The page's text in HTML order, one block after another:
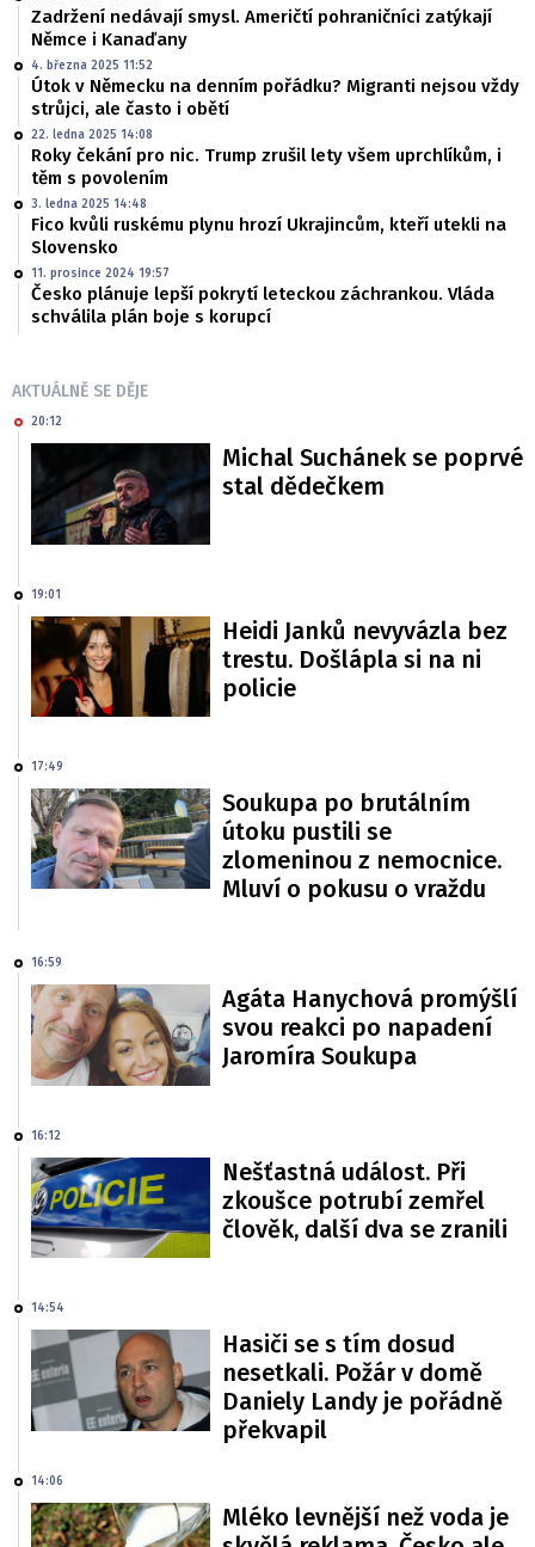
Zadržení nedávají smysl. Američtí pohraničníci zatýkají
Němce i Kanaďany
4. března 2025 11:52
Útok v Německu na denním pořádku? Migranti nejsou vždy
strůjci, ale často i obětí
22. ledna 2025 14:08
Roky čekání pro nic. Trump zrušil lety všem uprchlíkům, i
těm s povolením
3. ledna 2025 14:48
Fico kvůli ruskému plynu hrozí Ukrajincům, kteří utekli na
Slovensko
11. prosince 2024 19:57
Česko plánuje lepší pokrytí leteckou záchrankou. Vláda
schválila plán boje s korupcí
AKTUÁLNĚ SE DĚJE
20:12
Michal Suchánek se poprvé
stal dědečkem
19:01
Heidi Janků nevyvázla bez
trestu. Došlápla si na ni
policie
17:49
Soukupa po brutálním
útoku pustili se
zlomeninou z nemocnice.
Mluví o pokusu o vraždu
16:59
Agáta Hanychová promýšlí
svou reakci po napadení
Jaromíra Soukupa
16:12
Nešťastná událost. Při
zkoušce potrubí zemřel
člověk, další dva se zranili
14:54
Hasiči se s tím dosud
nesetkali. Požár v domě
Daniely Landy je pořádně
překvapil
14:06
Mléko levnější než voda je